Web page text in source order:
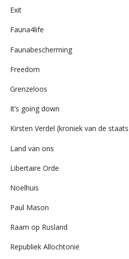
Exit
Fauna4life
Faunabescherming
Freedom
Grenzeloos
It’s going down
Kirsten Verdel (kroniek van de
Land van ons
Libertaire Orde
Noelhuis
Paul Mason
Raam op Rusland
Republiek Allochtonië